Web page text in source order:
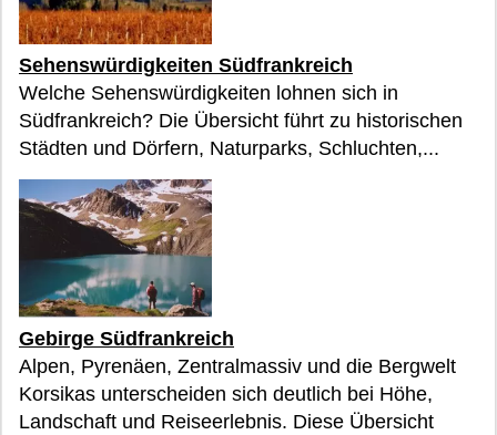
Sehenswürdigkeiten Südfrankreich
Welche Sehenswürdigkeiten lohnen sich in
Südfrankreich? Die Übersicht führt zu historischen
Städten und Dörfern, Naturparks, Schluchten,...
Gebirge Südfrankreich
Alpen, Pyrenäen, Zentralmassiv und die Bergwelt
Korsikas unterscheiden sich deutlich bei Höhe,
Landschaft und Reiseerlebnis. Diese Übersicht